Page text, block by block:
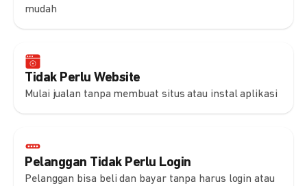
mudah
Tidak Perlu Website
Mulai jualan tanpa membuat situs atau instal aplikasi
Pelanggan Tidak Perlu Login
Pelanggan bisa beli dan bayar tanpa harus login atau